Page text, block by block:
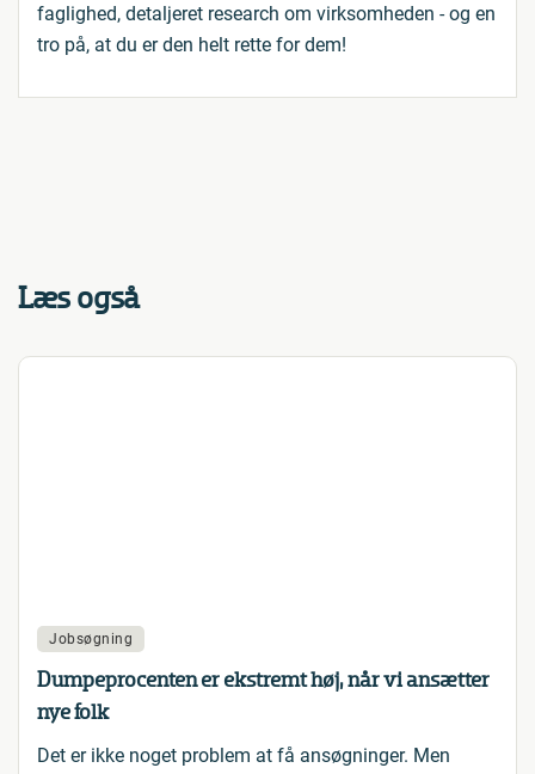
faglighed, detaljeret research om virksomheden - og en
tro på, at du er den helt rette for dem!
Læs også
Jobsøgning
Dumpeprocenten er ekstremt høj, når vi ansætter
nye folk
Det er ikke noget problem at få ansøgninger. Men